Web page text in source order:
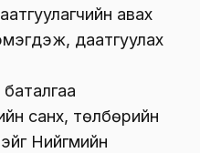
авах
даатгуулах
санхүү, төлбөрийн
Нийгмийн